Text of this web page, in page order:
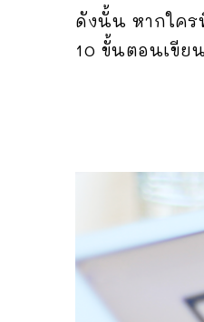
ดังนั้น หากใคร
10 ขั้นตอนเขีย